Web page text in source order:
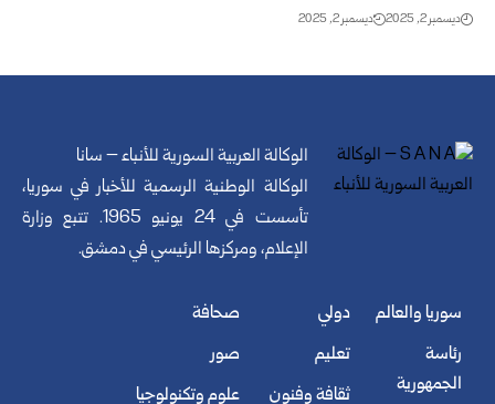
ديسمبر 2, 2025 ديسمبر 2, 2025
الوكالة العربية السورية للأنباء – سانا
الوكالة الوطنية الرسمية للأخبار في سوريا،
تأسست في 24 يونيو 1965. تتبع وزارة
الإعلام، ومركزها الرئيسي في دمشق.
سوريا والعالم
رئاسة
الجمهورية
دولي
تعليم
ثقافة وفنون
صحافة
صور
علوم وتكنولوجيا